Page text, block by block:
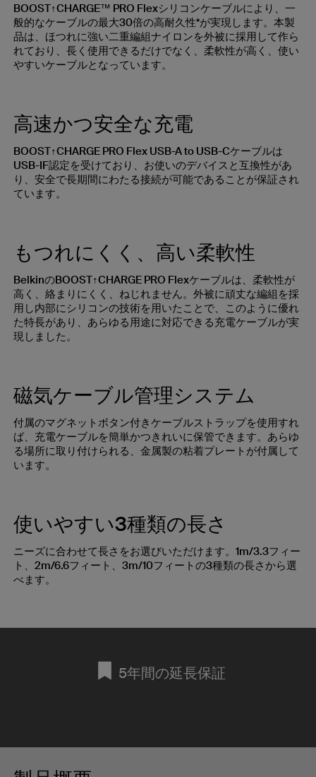
BOOST↑CHARGE™ PRO Flexシリコンケーブルにより、一
般的なケーブルの最大30倍の高耐久性*が実現します。本製
品は、ほつれに強い二重編組ナイロンを外被に採用して作ら
れており、長く使用できるだけでなく、柔軟性が高く、使い
やすいケーブルとなっています。
高速かつ安全な充電
BOOST↑CHARGE PRO Flex USB-A to USB-Cケーブルは
USB-IF認定を受けており、お使いのデバイスと互換性があ
り、安全で長期間にわたる接続が可能であることが保証され
ています。
もつれにくく、高い柔軟性
BelkinのBOOST↑CHARGE PRO Flexケーブルは、柔軟性が
高く、絡まりにくく、ねじれません。外被に頑丈な編組を採
用し内部にシリコンの技術を用いたことで、このように優れ
た特長があり、あらゆる用途に対応できる充電ケーブルが実
現しました。
磁気ケーブル管理システム
付属のマグネットボタン付きケーブルストラップを使用すれ
ば、充電ケーブルを簡単かつきれいに保管できます。あらゆ
る場所に取り付けられる、金属製の粘着プレートが付属して
います。
使いやすい3種類の長さ
ニーズに合わせて長さをお選びいただけます。1m/3.3フィー
ト、2m/6.6フィート、3m/10フィートの3種類の長さから選
べます。
5年間の延長保証